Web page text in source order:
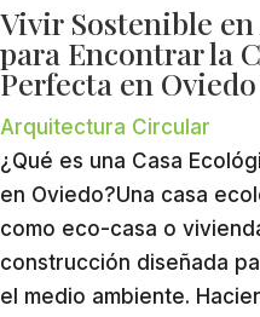
Vivir Sostenible
para Encontrar la
Perfecta en Oviedo
Arquitectura Circular
¿Qué es una Casa
en Oviedo?Una casa
como eco-casa o
construcción diseñada
el medio ambiente.